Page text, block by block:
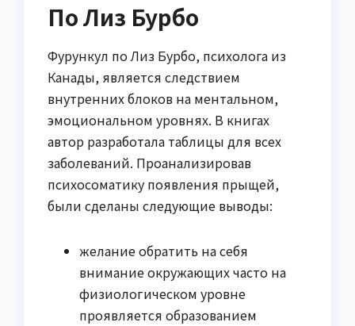
По Лиз Бурбо
Фурункул по Лиз Бурбо, психолога из
Канады, является следствием
внутренних блоков на ментальном,
эмоциональном уровнях. В книгах
автор разработала таблицы для всех
заболеваний. Проанализировав
психосоматику появления прыщей,
были сделаны следующие выводы:
желание обратить на себя
внимание окружающих часто на
физиологическом уровне
проявляется образованием